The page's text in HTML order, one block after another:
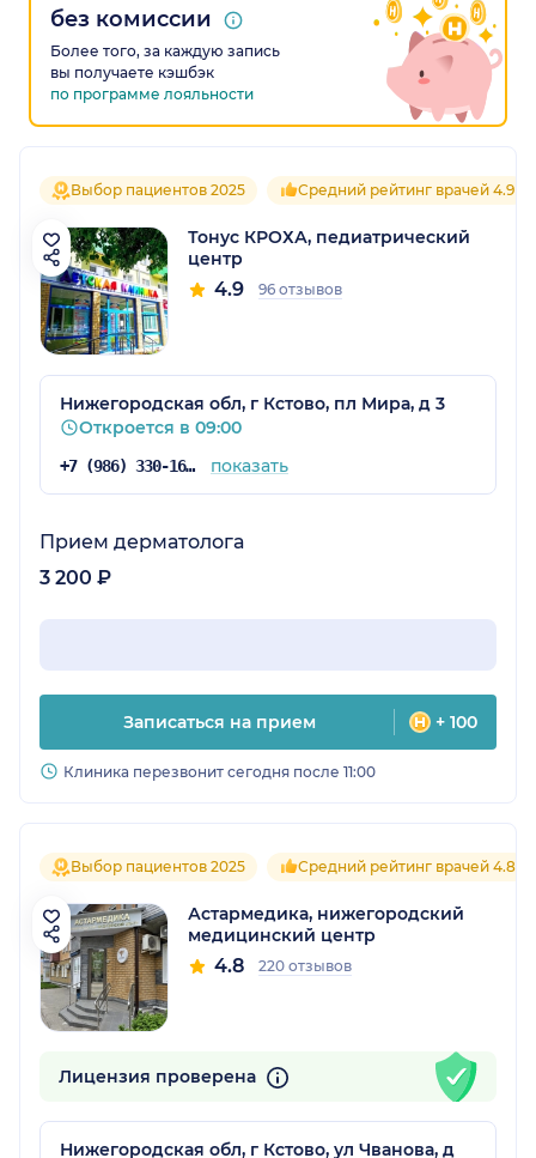
без комиссии
Более того, за каждую запись
вы получаете кэшбэк
по программе лояльности
Выбор пациентов 2025 Средний рейтинг врачей 4.9
Тонус КРОХА, педиатрический
центр
4.9 96 отзывов
Нижегородская обл, г Кстово, пл Мира, д 3
Откроется в 09:00
+7 (986) 330-16-25 показать
Прием дерматолога
3 200 ₽
Записаться на прием + 100
Клиника перезвонит сегодня после 11:00
Выбор пациентов 2025 Средний рейтинг врачей 4.8
Астармедика, нижегородский
медицинский центр
4.8 220 отзывов
Лицензия проверена
Нижегородская обл, г Кстово, ул Чванова, д